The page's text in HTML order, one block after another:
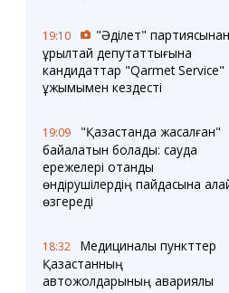
19:10
"Әділет" партиясынан
құрылтай депутаттығына
кандидаттар "Qarmet Service"
ұжымымен кездесті
19:09
"Қазақстанда жасалған"
байқалатын болады: сауда
ережелері отандық
өндірушілердің пайдасына
өзгереді
18:32
Медициналық пункттер
Қазақстанның
автожолдарының авариялық